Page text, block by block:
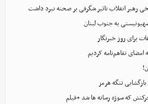
رهبر انقلاب تاثیر شگرفی بر صحنه نبرد داشت
به جنوب لبنان
برای روز خبرنگار
تفاهم‌نامه کردیم
تنگه هرمز
که سوژه رسانه ها شد +فیلم